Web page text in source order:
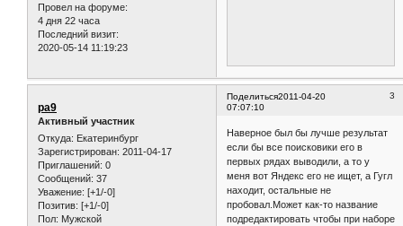
Провел на форуме:
4 дня 22 часа
Последний визит:
2020-05-14 11:19:23
Поделиться 3
2011-04-20
07:07:10
pa9
Активный участник
Откуда: Екатеринбург
Зарегистрирован: 2011-04-17
Приглашений: 0
Сообщений: 37
Уважение: [+1/-0]
Позитив: [+1/-0]
Пол: Мужской
Наверное был бы лучше результат
если бы все поисковики его в
первых рядах выводили, а то у
меня вот Яндекс его не ищет, а Гугл
находит, остальные не
пробовал.Может как-то название
подредактировать чтобы при наборе